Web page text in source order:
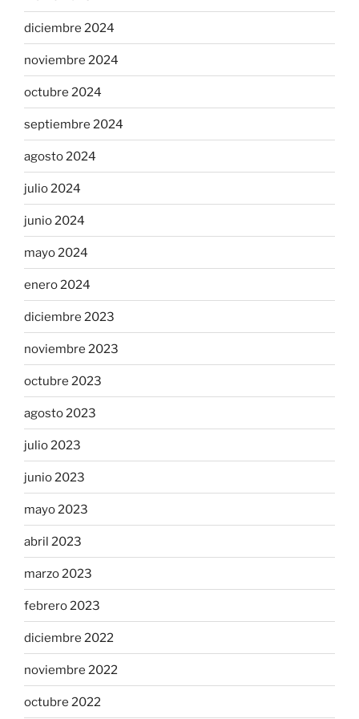
diciembre 2024
noviembre 2024
octubre 2024
septiembre 2024
agosto 2024
julio 2024
junio 2024
mayo 2024
enero 2024
diciembre 2023
noviembre 2023
octubre 2023
agosto 2023
julio 2023
junio 2023
mayo 2023
abril 2023
marzo 2023
febrero 2023
diciembre 2022
noviembre 2022
octubre 2022